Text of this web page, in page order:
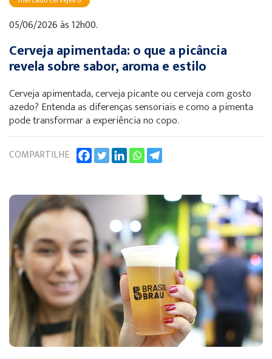
05/06/2026 às 12h00.
Cerveja apimentada: o que a picância
revela sobre sabor, aroma e estilo
Cerveja apimentada, cerveja picante ou cerveja com gosto
azedo? Entenda as diferenças sensoriais e como a pimenta
pode transformar a experiência no copo.
COMPARTILHE